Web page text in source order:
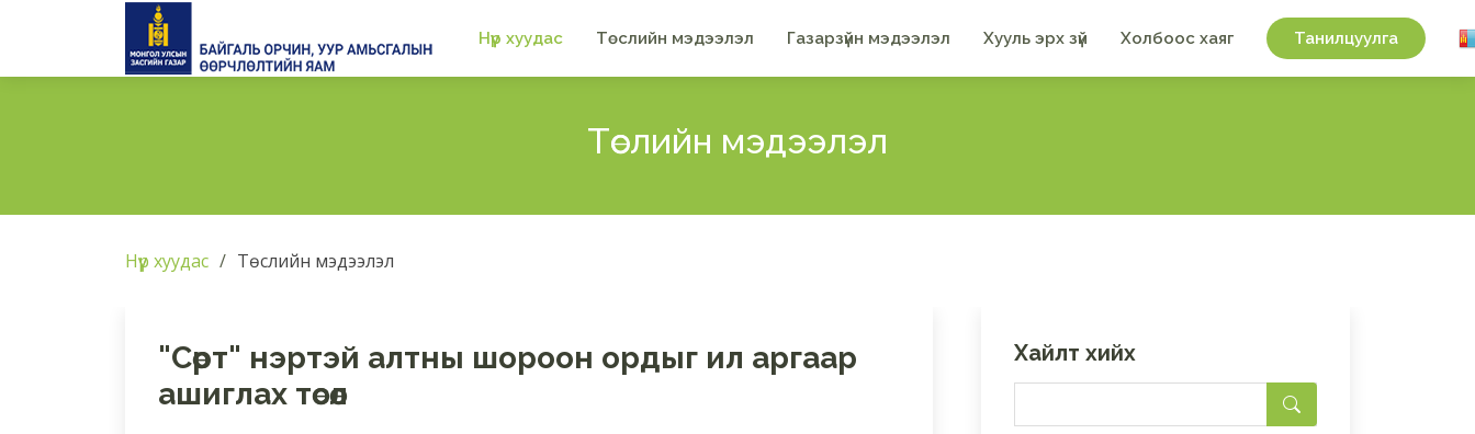
Нүүр хуудас Төслийн мэдээлэл Газарзүйн мэдээлэл Хууль эрх зүй Холбоос хаяг Танилцуулга
Төслийн мэдээлэл
Нүүр хуудас Төслийн мэдээлэл
"Сөрт" нэртэй алтны шороон ордыг ил аргаар
ашиглах төсөл
Хайлт хийх